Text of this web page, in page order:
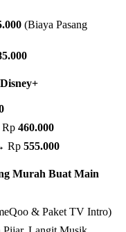
(Biaya Pasang
460.000
Rp 555.000
Murah Buat Main
& Paket TV Intro)